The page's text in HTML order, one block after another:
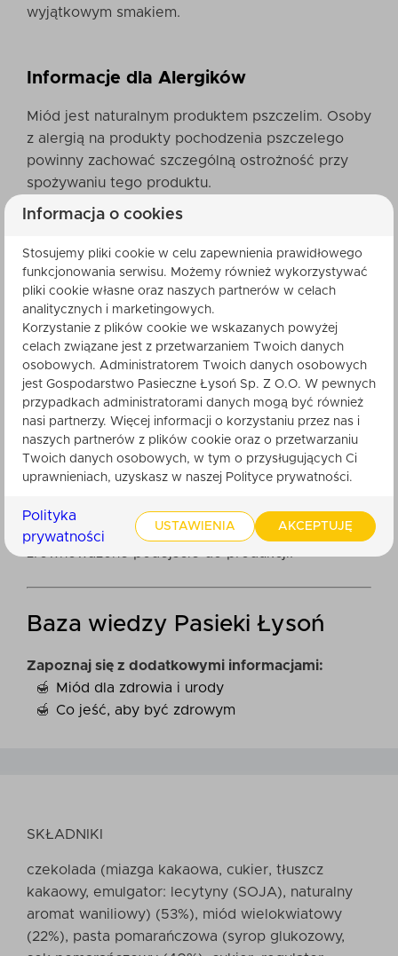
wyjątkowym smakiem.
Informacje dla Alergików
Miód jest naturalnym produktem pszczelim. Osoby
z alergią na produkty pochodzenia pszczelego
powinny zachować szczególną ostrożność przy
spożywaniu tego produktu.
Tradycja i Jakość z Pasieki Łysoń
Nasze produkty spożywcze, w tym Trufla Baton
Miodowy Pomarańcza, powstają z najwyższej
jakości surowców, pochodzących z najczystszych
rejonów Polski, głównie z Beskidu Małego. Każdy
etap produkcji, od pozyskiwania miodu, przez
tworzenie produktów spożywczych, aż po ich
pakowanie, jest przez nas świadomie
kontrolowany. Dzięki temu każdy produkt, który
opuszcza naszą pasiekę, jest najwyższej jakości i
spełnia rygorystyczne standardy.
Nasze produkty nie są testowane na zwierzętach,
co odzwierciedla nasz szacunek dla natury i
Baza wiedzy Pasieki Łysoń
Zapoznaj się z dodatkowymi informacjami:
Miód dla zdrowia i urody
Co jeść, aby być zdrowym
SKŁADNIKI
czekolada (miazga kakaowa, cukier, tłuszcz
kakaowy, emulgator: lecytyny (SOJA), naturalny
aromat waniliowy) (53%), miód wielokwiatowy
(22%), pasta pomarańczowa (syrop glukozowy,
Informacja o cookies
Stosujemy pliki cookie w celu zapewnienia prawidłowego
funkcjonowania serwisu. Możemy również wykorzystywać
pliki cookie własne oraz naszych partnerów w celach
analitycznych i marketingowych.
Korzystanie z plików cookie we wskazanych powyżej
celach związane jest z przetwarzaniem Twoich danych
osobowych. Administratorem Twoich danych osobowych
jest Gospodarstwo Pasieczne Łysoń Sp. Z O.O. W pewnych
przypadkach administratorami danych mogą być również
nasi partnerzy. Więcej informacji o korzystaniu przez nas i
naszych partnerów z plików cookie oraz o przetwarzaniu
Twoich danych osobowych, w tym o przysługujących Ci
uprawnieniach, uzyskasz w naszej Polityce prywatności.
Polityka
prywatności
USTAWIENIA AKCEPTUJĘ